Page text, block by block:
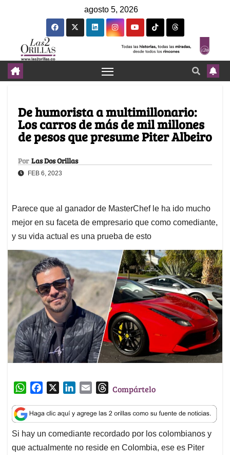
agosto 5, 2026
De humorista a multimillonario:
Los carros de más de mil millones
de pesos que presume Piter Albeiro
Por Las Dos Orillas
FEB 6, 2023
Parece que al ganador de MasterChef le ha ido mucho
mejor en su faceta de empresario que como comediante,
y su vida actual es una prueba de esto
W
a
t
s
A
c
e
b
o
n
k
e
d
a
i
l
T
r
e
a
d
Compártelo
Si hay un comediante recordado por los colombianos y
que actualmente no reside en Colombia, ese es Piter